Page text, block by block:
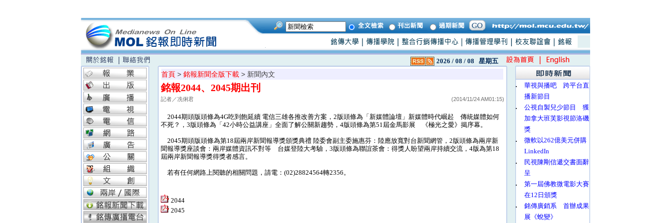
2026 / 08 / 08 星期五
首頁 > 銘報新聞全版下載 > 新聞內文
銘報2044、2045期出刊
記者／冼俐君 (2014/11/24 AM01:15)
2044期頭版頭條為4G吃到飽延續 電信三雄各推改善方案，2版頭條為「新媒體論壇」新媒體時代崛起 傳統媒體如何
不死？，3版頭條為「42小時公益講座」全面了解公關新趨勢，4版頭條為第51屆金馬影展 《極光之愛》揭序幕。
2045期頭版頭條為第18屆兩岸新聞報導獎頒獎典禮 陸委會副主委施惠芬：陸應放寬對台新聞網管，2版頭條為兩岸新
聞報導獎座談會：兩岸媒體資訊不對等 台媒登陸大考驗，3版頭條為聯誼茶會：得獎人盼望兩岸持續交流，4版為第18
屆兩岸新聞報導獎得獎者感言。
若有任何網路上閱聽的相關問題，請電：(02)28824564轉2356。
2044
2045
‧
華視與播吧 跨平台直
播新節目
‧
公視自製兒少節目 獲
加拿大班芙影視節洛磯
獎
‧
微軟以262億美元併購
LinkedIn
‧
民視陳剛信遞交書面辭
呈
‧
第一屆佛教微電影大賽
在12日頒獎
‧
銘傳廣銷系 首辦成果
展《蛻變》